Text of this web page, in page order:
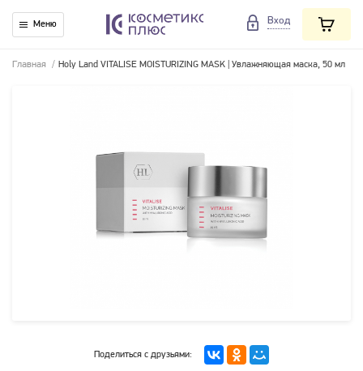
Меню Вход
Главная / Holy Land VITALISE MOISTURIZING MASK | Увлажняющая маска, 50 мл
Поделиться с друзьями: